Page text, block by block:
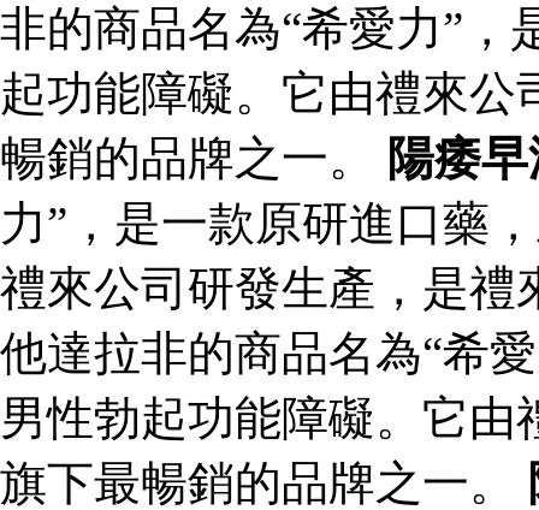
非的商品名為“希愛力”，
起功能障礙。它由禮來
暢銷的品牌之一。
陽痿
力”，是一款原研進口藥
禮來公司研發生產，是禮
他達拉非的商品名為“希
男性勃起功能障礙。它
旗下最暢銷的品牌之一。